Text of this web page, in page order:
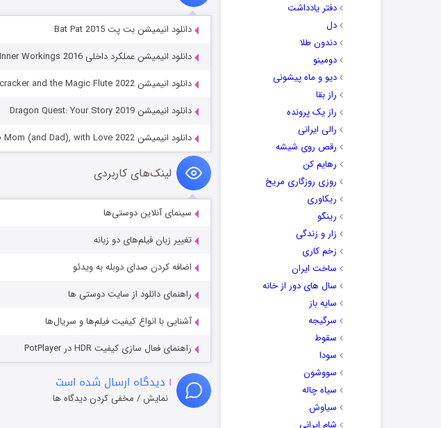
دفتر یادداشت
دل
دندون طلا
دومینو
دیو و ماه پیشونی
راز بقا
راز یک پرونده
رالی ایرانی
رقص روی شیشه
رهایم کن
روزی روزگاری مریخ
ریکاوری
رینگو
زار و زندگی
زخم کاری
ساخت ایران
سال های دور از خانه
سایه باز
سرگیجه
سقوط
سودا
سووشون
سیاه چاله
سیاوش
شام ایرانی
دانلود انیمیشن بت پت Bat Pat 2015
دانلود انیمیشن عملکرد داخلی Inner Workings 2016
دانلود انیمیشن The Nutcracker and the Magic Flute 2022
دانلود انیمیشن Dragon Quest: Your Story 2019
دانلود انیمیشن To Mom (and Dad), with Love 2022
لینک‌های کاربردی
سینمای آنلاین دوستی‌ها
تغییر زبان فیلم‌های دو زبانه
اضافه کردن صدای دوبله به ویدئو
راهنمای دانلود از سایت دوستی ها
آشنایی با انواع کیفیت فیلم‌ها و سریال‌ها
راهنمای فعال سازی کیفیت HDR در PotPlayer
۱ دیدگاه ارسال شده است
نمایش / مخفی کردن دیدگاه ها